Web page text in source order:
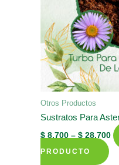
Otros Productos
Sustratos Para
$ 8.700 –$ 28.700
PRODUCTO